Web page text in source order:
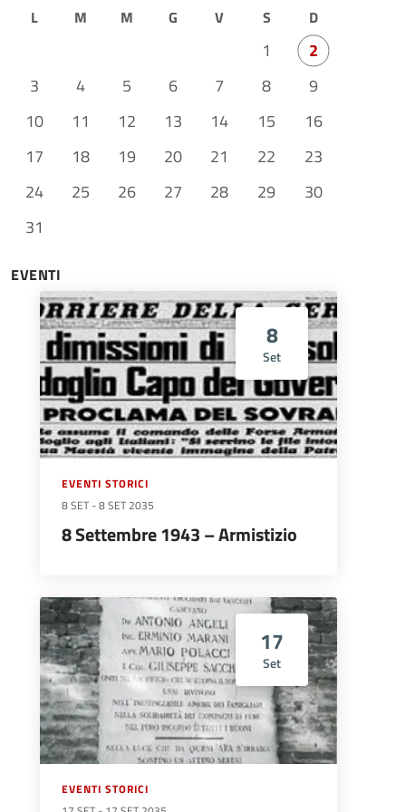
L M M G V S D
1
2
3
4 5 6 7 8
9
10
11 12 13 14 15
16
17
18 19 20 21 22
23
24
25 26 27 28 29
30
31
EVENTI
8
Set
EVENTI STORICI
8 SET -8 SET 2035
8 Settembre 1943 – Armistizio
17
Set
EVENTI STORICI